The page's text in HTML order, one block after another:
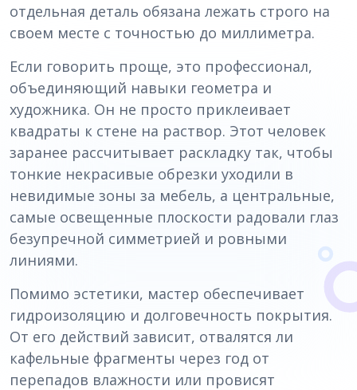
отдельная деталь обязана лежать строго на
своем месте с точностью до миллиметра.
Если говорить проще, это профессионал,
объединяющий навыки геометра и
художника. Он не просто приклеивает
квадраты к стене на раствор. Этот человек
заранее рассчитывает раскладку так, чтобы
тонкие некрасивые обрезки уходили в
невидимые зоны за мебель, а центральные,
самые освещенные плоскости радовали глаз
безупречной симметрией и ровными
линиями.
Помимо эстетики, мастер обеспечивает
гидроизоляцию и долговечность покрытия.
От его действий зависит, отвалятся ли
кафельные фрагменты через год от
перепадов влажности или провисят